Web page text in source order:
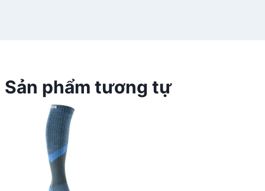
Sản phẩm tương tự